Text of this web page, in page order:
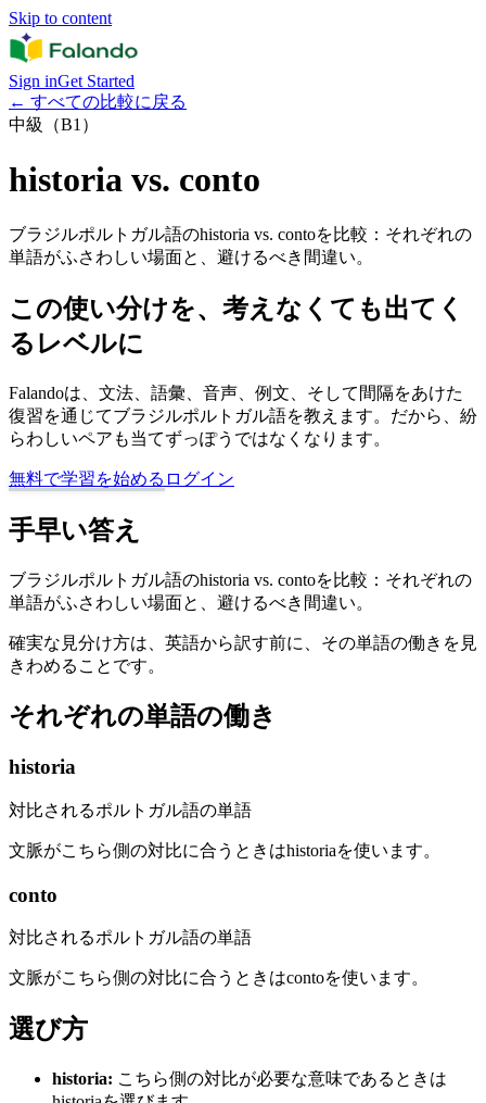
Skip to content
Sign inGet Started
← すべての比較に戻る
中級（B1）
historia vs. conto
ブラジルポルトガル語のhistoria vs. contoを比較：それぞれの
単語がふさわしい場面と、避けるべき間違い。
この使い分けを、考えなくても出てく
るレベルに
Falandoは、文法、語彙、音声、例文、そして間隔をあけた
復習を通じてブラジルポルトガル語を教えます。だから、紛
らわしいペアも当てずっぽうではなくなります。
無料で学習を始める ログイン
手早い答え
ブラジルポルトガル語のhistoria vs. contoを比較：それぞれの
単語がふさわしい場面と、避けるべき間違い。
確実な見分け方は、英語から訳す前に、その単語の働きを見
きわめることです。
それぞれの単語の働き
historia
対比されるポルトガル語の単語
文脈がこちら側の対比に合うときはhistoriaを使います。
conto
対比されるポルトガル語の単語
文脈がこちら側の対比に合うときはcontoを使います。
選び方
historia: こちら側の対比が必要な意味であるときは